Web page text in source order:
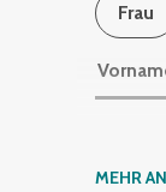
Frau
MEHR